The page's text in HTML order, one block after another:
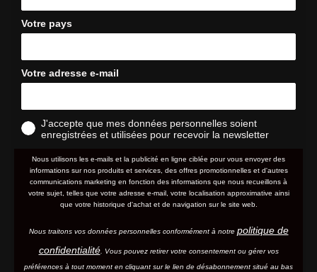
Votre pays
Votre adresse e-mail
J'accepte que mes données personnelles soient
enregistrées et utilisées pour recevoir la newsletter
Nous utilisons les e-mails et la publicité en ligne ciblée pour vous envoyer des
informations sur nos produits et services, des offres promotionnelles et d'autres
communications marketing en fonction des informations que nous recueillons à
votre sujet, telles que votre adresse e-mail, votre localisation approximative ainsi
que votre historique d'achat et de navigation sur le site web.
Nous traitons vos données personnelles conformément à notre politique de
confidentialité. Vous pouvez retirer votre consentement ou gérer vos
préférences à tout moment en cliquant sur le lien de désabonnement situé au bas